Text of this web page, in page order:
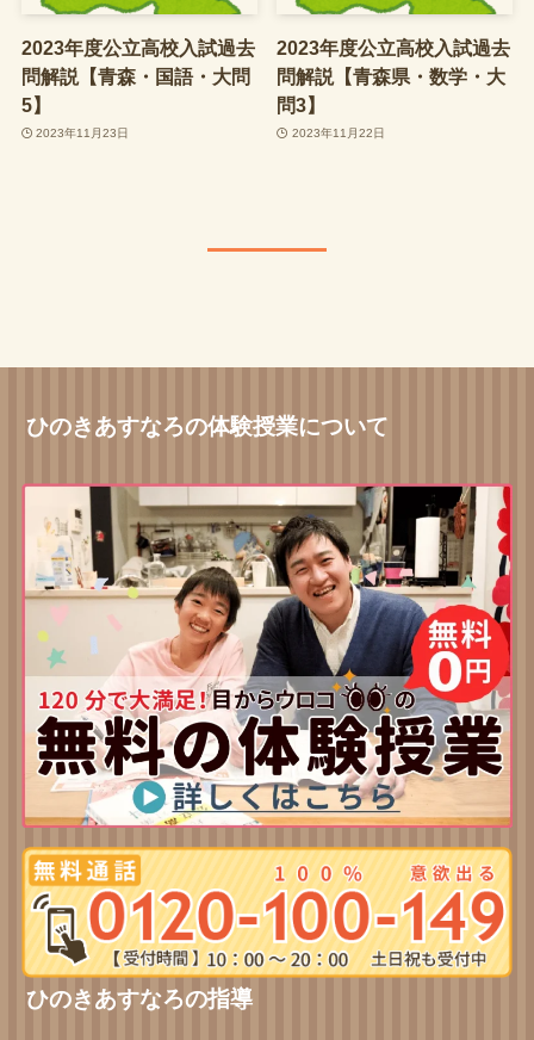
2023年度公立高校入試過去
問解説【青森・国語・大問
5】
2023年11月23日
2023年度公立高校入試過去
問解説【青森県・数学・大
問3】
2023年11月22日
ひのきあすなろの体験授業について
ひのきあすなろの指導